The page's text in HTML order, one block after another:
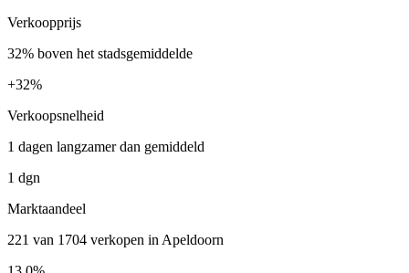
Verkoopprijs
32% boven het stadsgemiddelde
+32%
Verkoopsnelheid
1 dagen langzamer dan gemiddeld
1 dgn
Marktaandeel
221 van 1704 verkopen in Apeldoorn